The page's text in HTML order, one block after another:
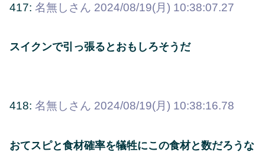
417: 名無しさん 2024/08/19(月) 10:38:07.27
スイクンで引っ張るとおもしろそうだ
418: 名無しさん 2024/08/19(月) 10:38:16.78
おてスピと食材確率を犠牲にこの食材と数だろうな